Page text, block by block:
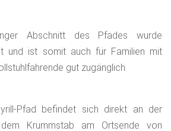
Abschnitt des Pfades wurde
und ist somit auch für Familien mit
gut zugänglich.
Pfad befindet sich direkt an der
Krummstab am Ortsende von